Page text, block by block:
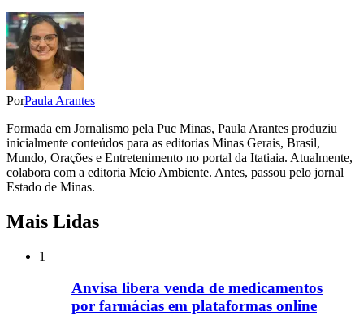
PorPaula Arantes
Formada em Jornalismo pela Puc Minas, Paula Arantes produziu
inicialmente conteúdos para as editorias Minas Gerais, Brasil,
Mundo, Orações e Entretenimento no portal da Itatiaia. Atualmente,
colabora com a editoria Meio Ambiente. Antes, passou pelo jornal
Estado de Minas.
Mais Lidas
1
Anvisa libera venda de medicamentos
por farmácias em plataformas online